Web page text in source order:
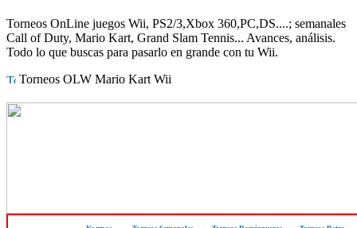
Torneos OnLine juegos Wii, PS2/3,Xbox 360,PC,DS....; semanales
Call of Duty, Mario Kart, Grand Slam Tennis... Avances, análisis.
Todo lo que buscas para pasarlo en grande con tu Wii.
Torneos OLW Mario Kart Wii